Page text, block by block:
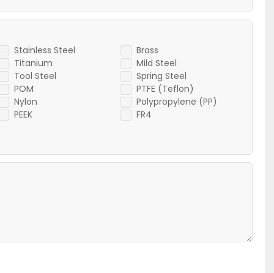
Stainless Steel
Brass
Titanium
Mild Steel
Tool Steel
Spring Steel
POM
PTFE (Teflon)
Nylon
Polypropylene (PP)
PEEK FR4